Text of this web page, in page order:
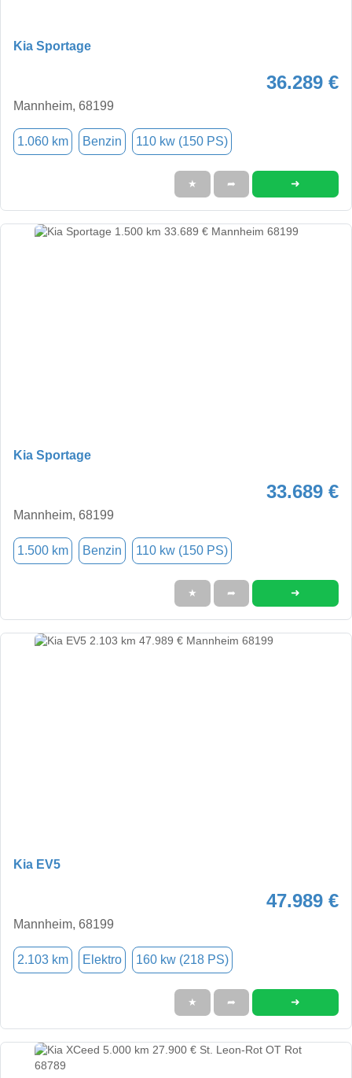
Kia Sportage
36.289 €
Mannheim, 68199
1.060 km Benzin 110 kw (150 PS)
★ ➦ ➜
Kia Sportage
33.689 €
Mannheim, 68199
1.500 km Benzin 110 kw (150 PS)
★ ➦ ➜
Kia EV5
47.989 €
Mannheim, 68199
2.103 km Elektro 160 kw (218 PS)
★ ➦ ➜